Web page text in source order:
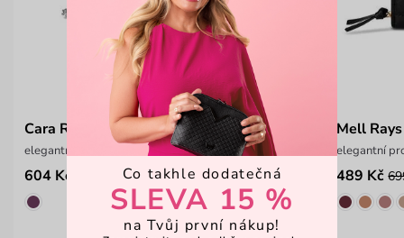
Cara Rays Black
elegantní prošívaná crossbody kabelka
604 Kč 1 099 Kč
Mell
elegantní
489 Kč
Co takhle dodatečná
SLEVA 15 %
na Tvůj první nákup!